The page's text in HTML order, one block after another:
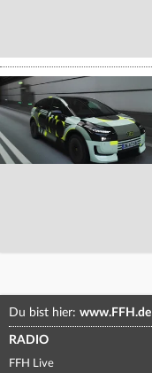
Du bist hier: www.FFH.de
RADIO
FFH Live